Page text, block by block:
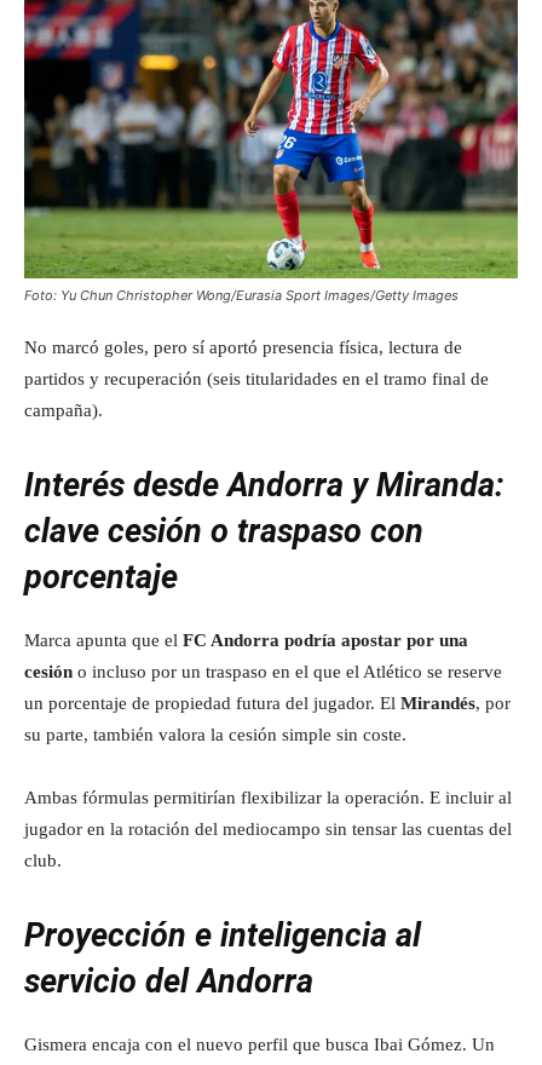
Foto: Yu Chun Christopher Wong/Eurasia Sport Images/Getty Images
No marcó goles, pero sí aportó presencia física, lectura de
partidos y recuperación (seis titularidades en el tramo final de
campaña).
Interés desde Andorra y Miranda:
clave cesión o traspaso con
porcentaje
Marca apunta que el FC Andorra podría apostar por una
cesión o incluso por un traspaso en el que el Atlético se reserve
un porcentaje de propiedad futura del jugador. El Mirandés, por
su parte, también valora la cesión simple sin coste.
Ambas fórmulas permitirían flexibilizar la operación. E incluir al
jugador en la rotación del mediocampo sin tensar las cuentas del
club.
Proyección e inteligencia al
servicio del Andorra
Gismera encaja con el nuevo perfil que busca Ibai Gómez. Un